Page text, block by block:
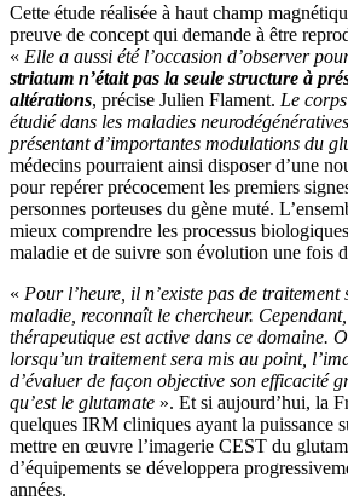
Cette étude réalisée à haut champ
preuve de concept qui demande à être
« Elle a aussi été l’occasion d’observer
striatum n’était pas la seule structure à
altérations, précise Julien Flament. Le
étudié dans les maladies
présentant d’importantes modulations du
médecins pourraient ainsi disposer d’une
pour repérer précocement les premiers
personnes porteuses du gène muté.
mieux comprendre les processus
maladie et de suivre son évolution une fois
« Pour l’heure, il n’existe pas de traitement
maladie, reconnaît le chercheur.
thérapeutique est active dans ce domaine.
lorsqu’un traitement sera mis au point,
d’évaluer de façon objective son efficacité
qu’est le glutamate ». Et si aujourd’hui, la
quelques IRM cliniques ayant la puissance
mettre en œuvre l’imagerie CEST du
d’équipements se développera
années.